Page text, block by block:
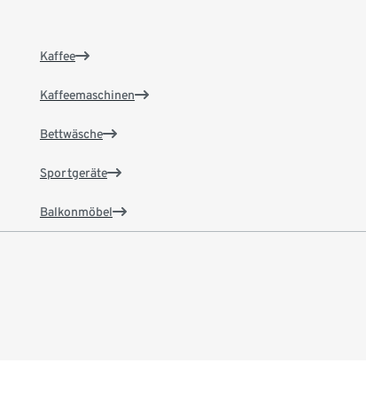
Kaffee
Kaffeemaschinen
Bettwäsche
Sportgeräte
Balkonmöbel